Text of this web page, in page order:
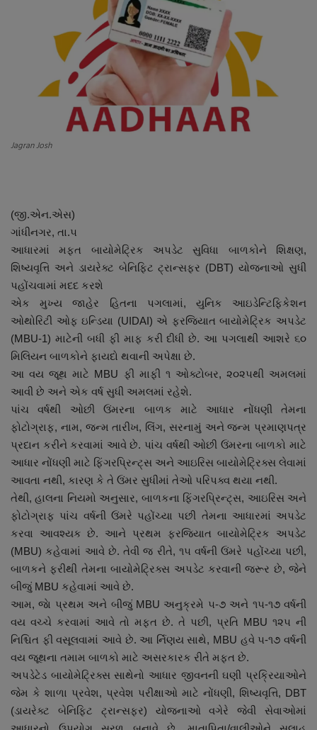
Dipotsav Special
આંતરરાષ્ટ્રીય
રાષ્ટ્રીય
જુનાગઢ
Support US
બજારના સમાચાર
નાણાંકીય સમાચાર
સ્થાનિક સમાચાર
સ્પોર્ટ્સ
રાશિફળ
ગુનાખોરી
બોલિવૂડ
સ્વાસ્થ્ય
Jagran Josh
(જી.એન.એસ)
ગાંધીનગર, તા.૫
આધારમાં મફત બાયોમેટ્રિક અપડેટ સુવિધા બાળકોને શિક્ષણ,
શિષ્યવૃત્તિ અને ડાયરેક્ટ બેનિફિટ ટ્રાન્સફર (DBT) યોજનાઓ સુધી
પહોંચવામાં મદદ કરશે
એક મુખ્ય જાહેર હિતના પગલામાં, યુનિક આઇડેન્ટિફિકેશન
ઓથોરિટી ઓફ ઇન્ડિયા (UIDAI) એ ફરજિયાત બાયોમેટ્રિક અપડેટ
(MBU-1) માટેની બધી ફી માફ કરી દીધી છે. આ પગલાથી આશરે ૬૦
મિલિયન બાળકોને ફાયદો થવાની અપેક્ષા છે.
આ વય જૂથ માટે MBU ફી માફી ૧ ઓક્ટોબર, ૨૦૨૫થી અમલમાં
આવી છે અને એક વર્ષ સુધી અમલમાં રહેશે.
પાંચ વર્ષથી ઓછી ઉંમરના બાળક માટે આધાર નોંધણી તેમના
ફોટોગ્રાફ, નામ, જન્મ તારીખ, લિંગ, સરનામું અને જન્મ પ્રમાણપત્ર
પ્રદાન કરીને કરવામાં આવે છે. પાંચ વર્ષથી ઓછી ઉંમરના બાળકો માટે
આધાર નોંધણી માટે ફિંગરપ્રિન્ટ્સ અને આઇરિસ બાયોમેટ્રિક્સ લેવામાં
આવતા નથી, કારણ કે તે ઉંમર સુધીમાં તેઓ પરિપક્વ થયા નથી.
તેથી, હાલના નિયમો અનુસાર, બાળકના ફિંગરપ્રિન્ટ્સ, આઇરિસ અને
ફોટોગ્રાફ પાંચ વર્ષની ઉંમરે પહોંચ્યા પછી તેમના આધારમાં અપડેટ
કરવા આવશ્યક છે. આને પ્રથમ ફરજિયાત બાયોમેટ્રિક અપડેટ
(MBU) કહેવામાં આવે છે. તેવી જ રીતે, ૧૫ વર્ષની ઉંમરે પહોંચ્યા પછી,
બાળકને ફરીથી તેમના બાયોમેટ્રિક્સ અપડેટ કરવાની જરૂર છે, જેને
બીજું MBU કહેવામાં આવે છે.
આમ, જાે પ્રથમ અને બીજું MBU અનુક્રમે ૫-૭ અને ૧૫-૧૭ વર્ષની
વય વચ્ચે કરવામાં આવે તો મફત છે. તે પછી, પ્રતિ MBU ૧૨૫ ની
નિશ્ચિત ફી વસૂલવામાં આવે છે. આ ર્નિણય સાથે, MBU હવે ૫-૧૭ વર્ષની
વય જૂથના તમામ બાળકો માટે અસરકારક રીતે મફત છે.
અપડેટેડ બાયોમેટ્રિક્સ સાથેનો આધાર જીવનની ઘણી પ્રક્રિયાઓને
જેમ કે શાળા પ્રવેશ, પ્રવેશ પરીક્ષાઓ માટે નોંધણી, શિષ્યવૃત્તિ, DBT
(ડાયરેક્ટ બેનિફિટ ટ્રાન્સફર) યોજનાઓ વગેરે જેવી સેવાઓમાં